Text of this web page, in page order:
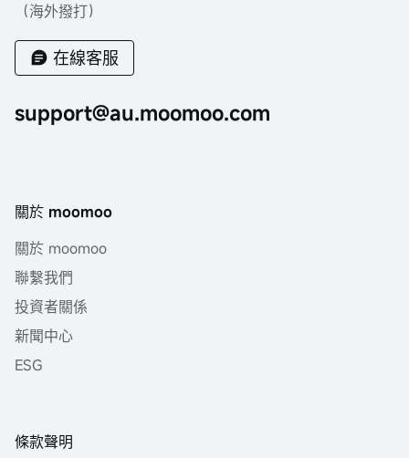
（海外撥打）
在線客服
support@au.moomoo.com
關於 moomoo
關於 moomoo
聯繫我們
投資者關係
新聞中心
ESG
條款聲明